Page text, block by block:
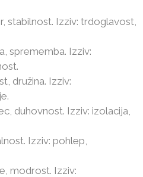
stabilnost. Izziv: trdoglavost,
sprememba. Izziv:
družina. Izziv:
duhovnost. Izziv: izolacija,
Izziv: pohlep,
modrost. Izziv: